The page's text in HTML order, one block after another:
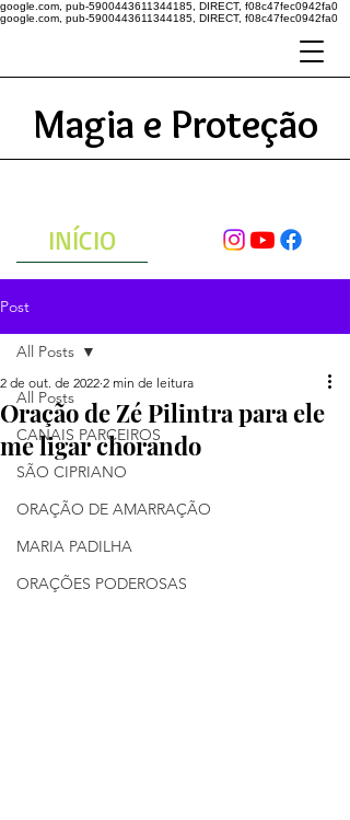
google.com, pub-5900443611344185, DIRECT, f08c47fec0942fa0
google.com, pub-5900443611344185, DIRECT, f08c47fec0942fa0
Magia e Proteção
INÍCIO
Post
All Posts
CANAIS PARCEIROS
SÃO CIPRIANO
ORAÇÃO DE AMARRAÇÃO
MARIA PADILHA
ORAÇÕES PODEROSAS
All Posts
Oração de Zé Pilintra para ele
me ligar chorando
2 de out. de 2022 2 min de leitura